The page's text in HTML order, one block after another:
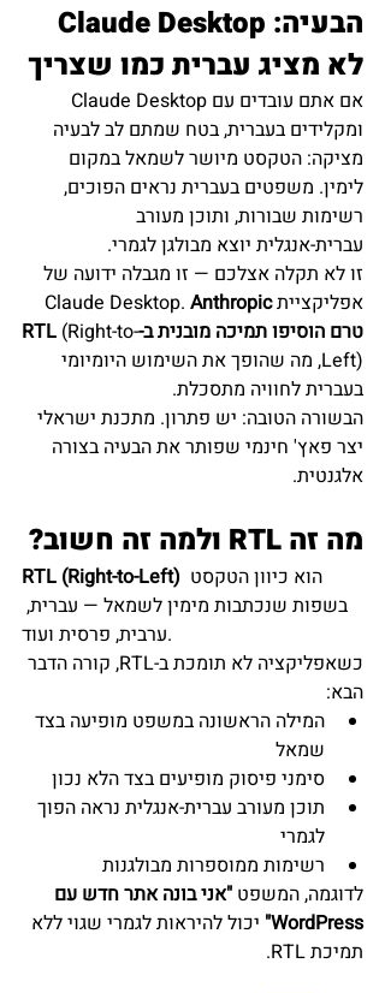
לא מציג עברית כמו שצריך
ומקלידים בעברית, בטח שמתם לב לבעיה
מציקה: הטקסט מיושר לשמאל במקום
לימין. משפטים בעברית נראים הפוכים,
רשימות שבורות, ותוכן מעורב
עברית-אנגלית יוצא מבולגן לגמרי.
זו לא תקלה אצלכם — זו מגבלה ידועה של
אפליקציית Claude Desktop.
טרם הוסיפו תמיכה מובנית ב-RTL (Right-to-
Left), מה שהופך את השימוש היומיומי
בעברית לחוויה מתסכלת.
הבשורה הטובה: יש פתרון. מתכנת ישראלי
יצר פאץ' חינמי שפותר את הבעיה בצורה
אלגנטית.
מה זה RTL ולמה זה חשוב?
RTL (Right-to-Left)
בשפות שנכתבות מימין לשמאל — עברית,
ערבית, פרסית ועוד.
כשאפליקציה לא תומכת ב-RTL, קורה הדבר
הבא:
המילה הראשונה במשפט מופיעה בצד
שמאל
סימני פיסוק מופיעים בצד הלא נכון
תוכן מעורב עברית-אנגלית נראה הפוך
לגמרי
רשימות ממוספרות מבולגנות
לדוגמה, המשפט "אני בונה אתר חדש עם
WordPress" יכול להיראות לגמרי שגוי ללא
תמיכת RTL.